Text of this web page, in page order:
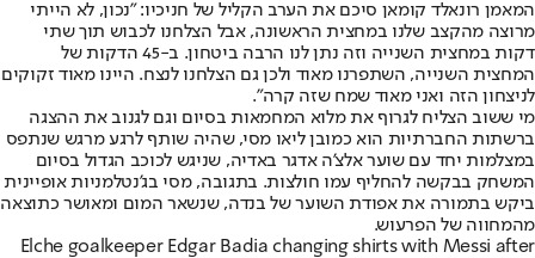
המאמן רונאלד קומאן סיכם את הערב הקליל של חניכיו: "נכון, לא הייתי
מרוצה מהקצב שלנו במחצית הראשונה, אבל הצלחנו לכבוש תוך שתי
דקות במחצית השנייה וזה נתן לנו הרבה ביטחון. ב-45 הדקות של
המחצית השנייה, השתפרנו מאוד ולכן גם הצלחנו לנצח. היינו מאוד זקוקים
לניצחון הזה ואני מאוד שמח שזה קרה".
מי ששוב הצליח לגרוף את מלוא המחמאות בסיום וגם לגנוב את ההצגה
ברשתות החברתיות הוא כמובן ליאו מסי, שהיה שותף לרגע מרגש שנתפס
במצלמות יחד עם שוער אלצ’ה אדגר באדיה, שניגש לכוכב הגדול בסיום
המשחק בבקשה להחליף עמו חולצות. בתגובה, מסי בג'נטלמניות אופיינית
ביקש בתמורה את אפודת השוער של בנדה, שנשאר המום ומאושר כתוצאה
מהמחווה של הפרעוש.
Elche goalkeeper Edgar Badia changing shirts with Messi after